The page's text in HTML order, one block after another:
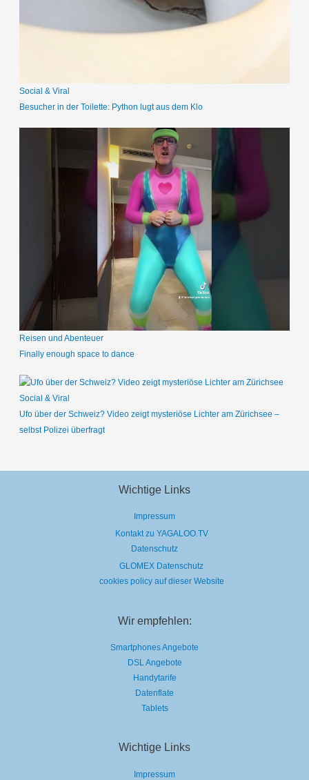
c
Social & Viral
Besucher in der Toilette: Python lugt aus dem Klo
Reisen und Abenteuer
Finally enough space to dance
Social & Viral
Ufo über der Schweiz? Video zeigt mysteriöse Lichter am Zürichsee –
selbst Polizei überfragt
Wichtige Links
Impressum
Kontakt zu YAGALOO.TV
Datenschutz
GLOMEX Datenschutz
cookies policy auf dieser Website
Wir empfehlen:
Smartphones Angebote
DSL Angebote
Handytarife
Datenflate
Tablets
Wichtige Links
Impressum